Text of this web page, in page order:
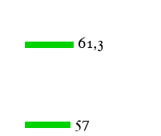
61,3
57